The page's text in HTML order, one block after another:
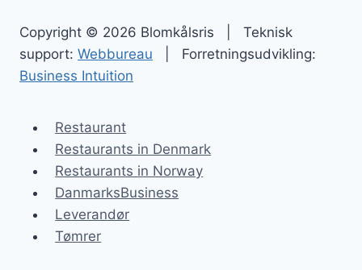
Copyright © 2026 Blomkålsris | Teknisk
support: Webbureau | Forretningsudvikling:
Business Intuition
Restaurant
Restaurants in Denmark
Restaurants in Norway
DanmarksBusiness
Leverandør
Tømrer